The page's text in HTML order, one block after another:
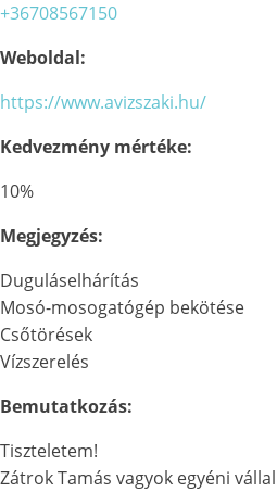
+36708567150
Weboldal:
https://www.avizszaki.hu/
Kedvezmény mértéke:
10%
Megjegyzés:
Duguláselhárítás
Mosó-mosogatógép bekötése
Csőtörések
Vízszerelés
Bemutatkozás:
Tiszteletem!
Zátrok Tamás vagyok egyéni